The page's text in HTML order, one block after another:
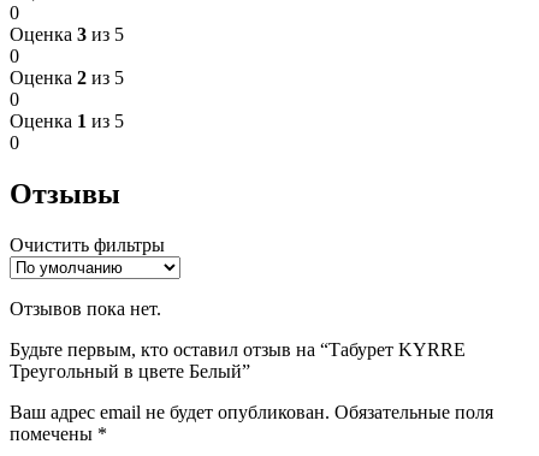
0
Оценка 3 из 5
0
Оценка 2 из 5
0
Оценка 1 из 5
0
Отзывы
Очистить фильтры
Отзывов пока нет.
Будьте первым, кто оставил отзыв на “Табурет KYRRE
Треугольный в цвете Белый”
Ваш адрес email не будет опубликован. Обязательные поля
помечены *